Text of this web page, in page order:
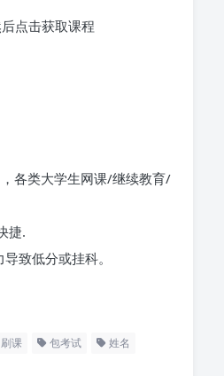
点击获取课程
各类大学生网课/继续教育/
捷.
致低分或挂科。
刷课 包考试 姓名